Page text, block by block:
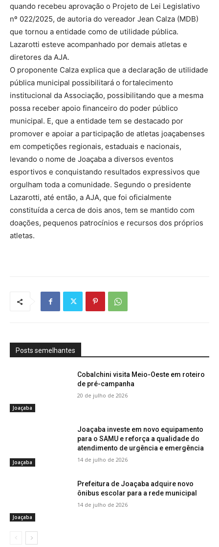
quando recebeu aprovação o Projeto de Lei Legislativo
nº 022/2025, de autoria do vereador Jean Calza (MDB)
que tornou a entidade como de utilidade pública.
Lazarotti esteve acompanhado por demais atletas e
diretores da AJA.
O proponente Calza explica que a declaração de utilidade
pública municipal possibilitará o fortalecimento
institucional da Associação, possibilitando que a mesma
possa receber apoio financeiro do poder público
municipal. E, que a entidade tem se destacado por
promover e apoiar a participação de atletas joaçabenses
em competições regionais, estaduais e nacionais,
levando o nome de Joaçaba a diversos eventos
esportivos e conquistando resultados expressivos que
orgulham toda a comunidade. Segundo o presidente
Lazarotti, até então, a AJA, que foi oficialmente
constituída a cerca de dois anos, tem se mantido com
doações, pequenos patrocínios e recursos dos próprios
atletas.
Posts semelhantes
Joaçaba
Cobalchini visita Meio-Oeste em roteiro
de pré-campanha
20 de julho de 2026
Joaçaba
Joaçaba investe em novo equipamento
para o SAMU e reforça a qualidade do
atendimento de urgência e emergência
14 de julho de 2026
Joaçaba
Prefeitura de Joaçaba adquire novo
ônibus escolar para a rede municipal
14 de julho de 2026